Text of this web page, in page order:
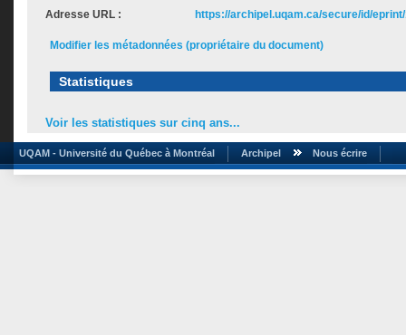
Adresse URL :
https://archipel.uqam.ca/secure/id/
Modifier les métadonnées (propriétaire du document)
Statistiques
Voir les statistiques sur cinq ans...
UQAM - Université du Québec à Montréal Archipel Nous écrire